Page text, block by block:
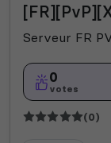
Serveur FR
0
votes
(0)